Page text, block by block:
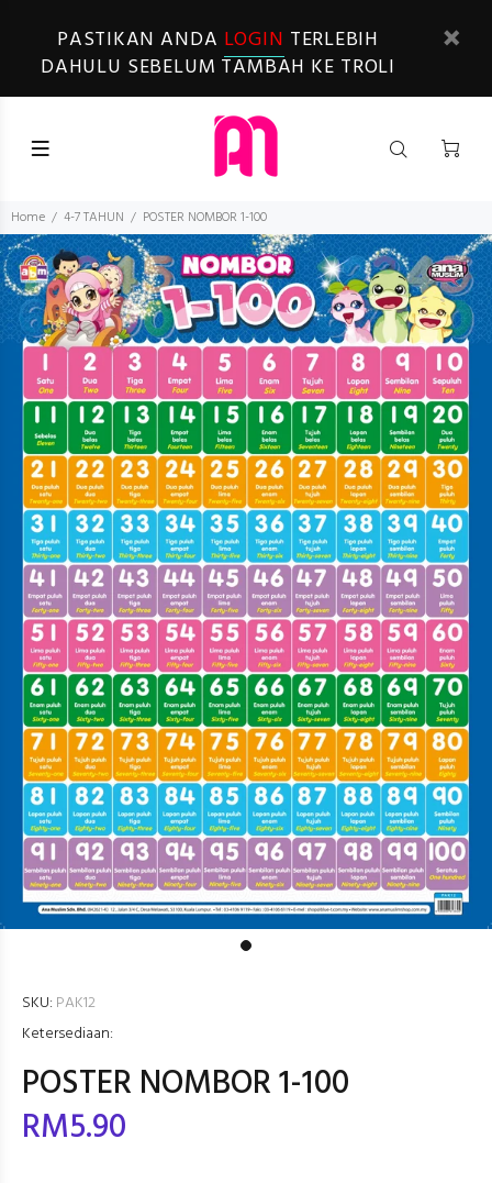
PASTIKAN ANDA LOGIN TERLEBIH
DAHULU SEBELUM TAMBAH KE TROLI
Home 4-7 TAHUN POSTER NOMBOR 1-100
SKU: PAK12
Ketersediaan:
POSTER NOMBOR 1-100
RM5.90